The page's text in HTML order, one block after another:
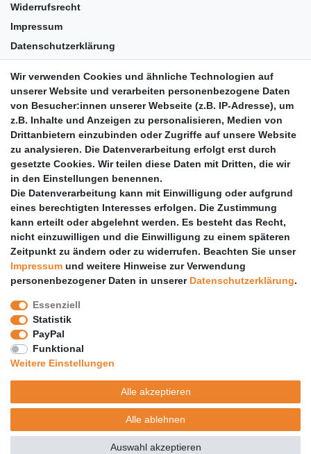
Widerrufsrecht
Impressum
Datenschutzerklärung
Barrierefreiheit
Anleitungen
Vertrag widerrufen
PARTNER
DHL
GLS
PaketPLUS
SPONSORING
Malchower SV 90
Malchower Wölfe
ZERTIFIKATE
Händlerbund
Trusted Shops
Wir verwenden Cookies und ähnliche Technologien auf
unserer Website und verarbeiten personenbezogene Daten
von Besucher:innen unserer Webseite (z.B. IP-Adresse), um
z.B. Inhalte und Anzeigen zu personalisieren, Medien von
Drittanbietern einzubinden oder Zugriffe auf unsere Website
zu analysieren. Die Datenverarbeitung erfolgt erst durch
gesetzte Cookies. Wir teilen diese Daten mit Dritten, die wir
in den Einstellungen benennen.
Die Datenverarbeitung kann mit Einwilligung oder aufgrund
eines berechtigten Interesses erfolgen. Die Zustimmung
kann erteilt oder abgelehnt werden. Es besteht das Recht,
nicht einzuwilligen und die Einwilligung zu einem späteren
Zeitpunkt zu ändern oder zu widerrufen. Beachten Sie unser
Impressum und weitere Hinweise zur Verwendung
personenbezogener Daten in unserer Daten­schutz­erklärung.
Essenziell
Statistik
PayPal
Funktional
Weitere Einstellungen
Alle akzeptieren
Alle ablehnen
Auswahl akzeptieren